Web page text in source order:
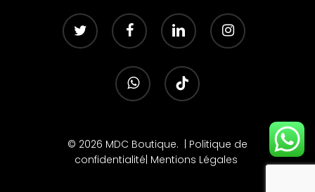
twitter facebook linkedin instagram
whatsapp tiktok
© 2026 MDC Boutique. | Politique de
confidentialité| Mentions Légales